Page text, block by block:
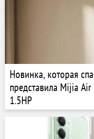
Новинка, которая
представила Mijia
1.5HP